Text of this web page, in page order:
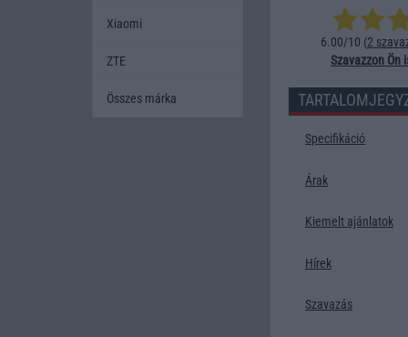
6.00/10 (2
Szavazzon Ön
Specifikáció
Árak
Kiemelt ajánlatok
Hírek
Szavazás
Xiaomi
ZTE
Összes márka